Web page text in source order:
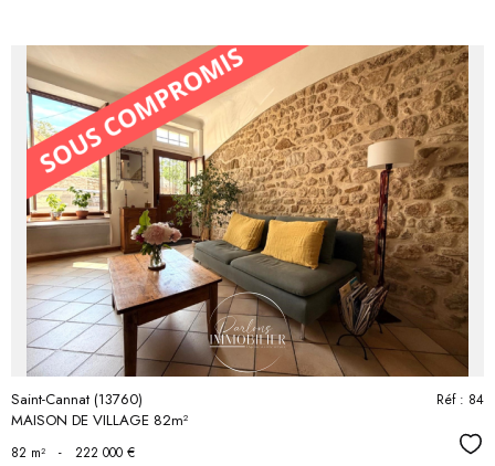
voir le
bien
Saint-Cannat (13760)
MAISON DE VILLAGE 82m²
Réf : 84
82 m² - 222 000 €